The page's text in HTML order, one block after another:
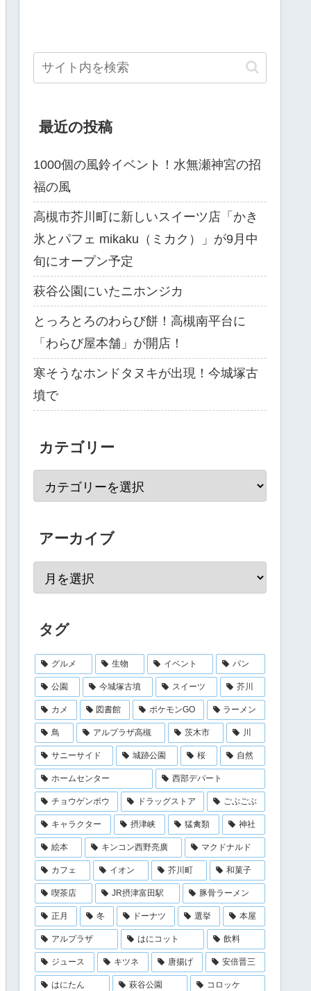
最近の投稿
1000個の風鈴イベント！水無瀬神宮の招
福の風
高槻市芥川町に新しいスイーツ店「かき
氷とパフェ mikaku（ミカク）」が9月中
旬にオープン予定
萩谷公園にいたニホンジカ
とっろとろのわらび餅！高槻南平台に
「わらび屋本舗」が開店！
寒そうなホンドタヌキが出現！今城塚古
墳で
カテゴリー
アーカイブ
タグ
グルメ 生物 イベント パン
公園 今城塚古墳 スイーツ 芥川
カメ 図書館 ポケモンGO ラーメン
鳥 アルプラザ高槻 茨木市 川
サニーサイド 城跡公園 桜 自然
ホームセンター 西部デパート
チョウゲンボウ ドラッグストア ごぶごぶ
キャラクター 摂津峡 猛禽類 神社
絵本 キンコン西野亮廣 マクドナルド
カフェ イオン 芥川町 和菓子
喫茶店 JR摂津富田駅 豚骨ラーメン
正月 冬 ドーナツ 選挙 本屋
アルプラザ はにコット 飲料
ジュース キツネ 唐揚げ 安倍晋三
はにたん 萩谷公園 コロッケ